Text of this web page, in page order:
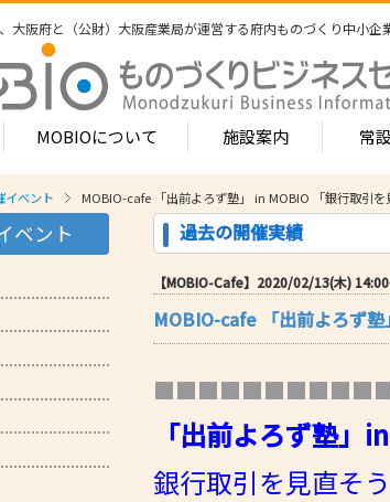
大阪府と（公財）大阪産業局が運営する府内ものづくり中小企
MOBIOについて
MOBIOのサービス
- ワンストップサービス
- 常設展示場
- MOBIOインキュベート支援
- 取引適正化講習会
- 産学連携の支援
- 産学連携の相談・対応事例
- 知的財産に関する支援
- 展示・商談会
- 大阪ものづく
- MOBIO主催イ
- 大阪府中小企
- 大阪ものづく
施設案内
- フロア案内 -北館-
1-2階（常設展示企業五十
常設展示場のご案内
3階
4階（インキュベートルー
- フロア案内 -南館-
1階
2階
産学連携オフィス
3階
常
常設
-
視察
展示
出展
出展
よく
イベント MOBIO-cafe 「出前よろず塾」 in MOBIO 「銀行取引を
ベント 過去の開催実績
【MOBIO-Cafe】2020/02/13(木)
MOBIO-cafe 「出前よろず塾
「出前よろず塾」in
銀行取引を見直そう